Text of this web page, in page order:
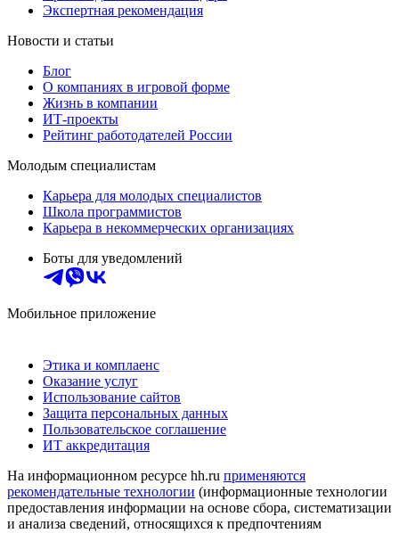
Экспертная рекомендация
Новости и статьи
Блог
О компаниях в игровой форме
Жизнь в компании
ИТ-проекты
Рейтинг работодателей России
Молодым специалистам
Карьера для молодых специалистов
Школа программистов
Карьера в некоммерческих организациях
Боты для уведомлений
Мобильное приложение
Этика и комплаенс
Оказание услуг
Использование сайтов
Защита персональных данных
Пользовательское соглашение
ИТ аккредитация
На информационном ресурсе hh.ru применяются
рекомендательные технологии (информационные технологии
предоставления информации на основе сбора, систематизации
и анализа сведений, относящихся к предпочтениям